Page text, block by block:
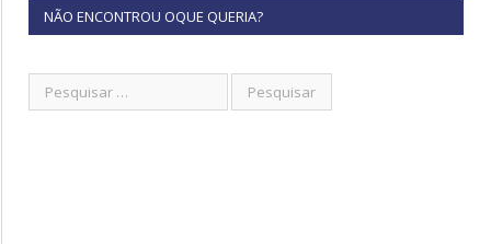
NÃO ENCONTROU OQUE QUERIA?